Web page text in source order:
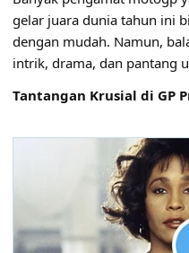
gelar juara dunia tahun ini
dengan mudah. Namun,
intrik, drama, dan pantang
Tantangan Krusial di GP